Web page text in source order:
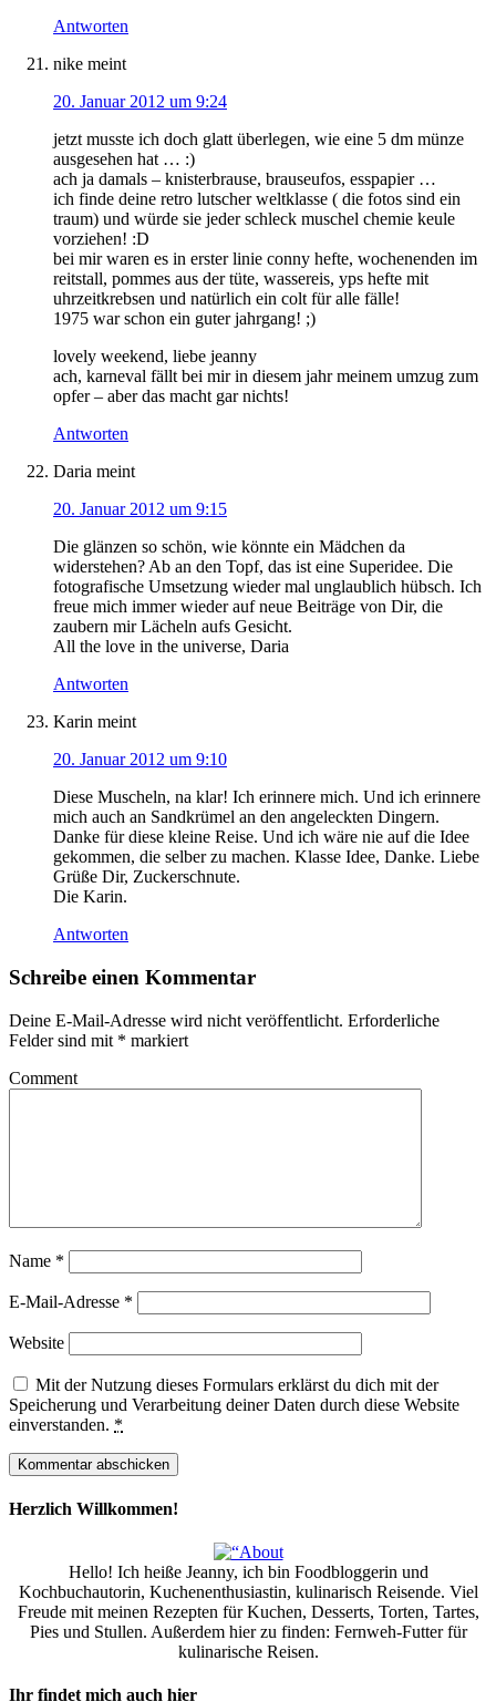
Antworten
nike meint
20. Januar 2012 um 9:24
jetzt musste ich doch glatt überlegen, wie eine 5 dm münze
ausgesehen hat … :)
ach ja damals – knisterbrause, brauseufos, esspapier …
ich finde deine retro lutscher weltklasse ( die fotos sind ein
traum) und würde sie jeder schleck muschel chemie keule
vorziehen! :D
bei mir waren es in erster linie conny hefte, wochenenden im
reitstall, pommes aus der tüte, wassereis, yps hefte mit
uhrzeitkrebsen und natürlich ein colt für alle fälle!
1975 war schon ein guter jahrgang! ;)
lovely weekend, liebe jeanny
ach, karneval fällt bei mir in diesem jahr meinem umzug zum
opfer – aber das macht gar nichts!
Antworten
Daria meint
20. Januar 2012 um 9:15
Die glänzen so schön, wie könnte ein Mädchen da
widerstehen? Ab an den Topf, das ist eine Superidee. Die
fotografische Umsetzung wieder mal unglaublich hübsch. Ich
freue mich immer wieder auf neue Beiträge von Dir, die
zaubern mir Lächeln aufs Gesicht.
All the love in the universe, Daria
Antworten
Karin meint
20. Januar 2012 um 9:10
Diese Muscheln, na klar! Ich erinnere mich. Und ich erinnere
mich auch an Sandkrümel an den angeleckten Dingern.
Danke für diese kleine Reise. Und ich wäre nie auf die Idee
gekommen, die selber zu machen. Klasse Idee, Danke. Liebe
Grüße Dir, Zuckerschnute.
Die Karin.
Antworten
Schreibe einen Kommentar
Deine E-Mail-Adresse wird nicht veröffentlicht. Erforderliche
Felder sind mit * markiert
Comment
Name *
E-Mail-Adresse *
Website
Mit der Nutzung dieses Formulars erklärst du dich mit der
Speicherung und Verarbeitung deiner Daten durch diese Website
einverstanden. *
Herzlich Willkommen!
Hello! Ich heiße Jeanny, ich bin Foodbloggerin und
Kochbuchautorin, Kuchenenthusiastin, kulinarisch Reisende. Viel
Freude mit meinen Rezepten für Kuchen, Desserts, Torten, Tartes,
Pies und Stullen. Außerdem hier zu finden: Fernweh-Futter für
kulinarische Reisen.
Ihr findet mich auch hier